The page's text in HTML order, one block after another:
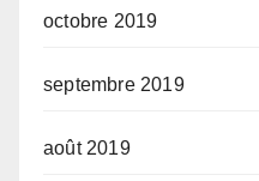
octobre 2019
septembre 2019
août 2019